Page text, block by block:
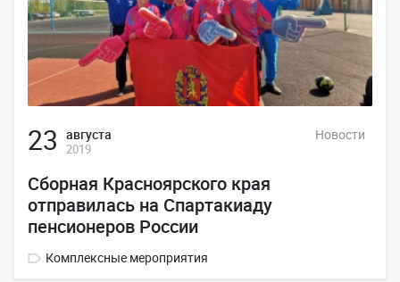
23 августа
2019
Новости
Сборная Красноярского края
отправилась на Спартакиаду
пенсионеров России
Комплексные мероприятия